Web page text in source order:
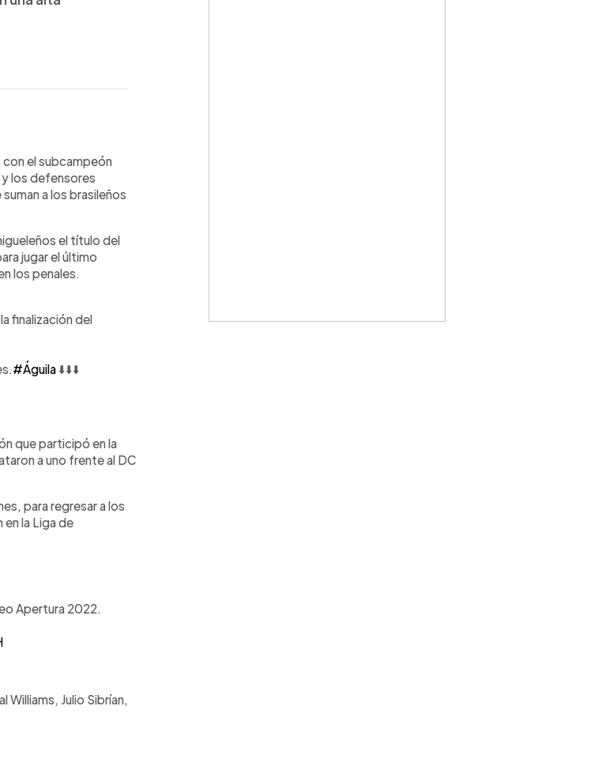
con el subcampeón
los defensores
a los brasileños
el título del
jugar el último
los penales.
finalización del
#Águila ⬇️⬇️⬇️
que participó en la
a uno frente al DC
para regresar a los
la Liga de
Apertura 2022.
Julio Sibrían,